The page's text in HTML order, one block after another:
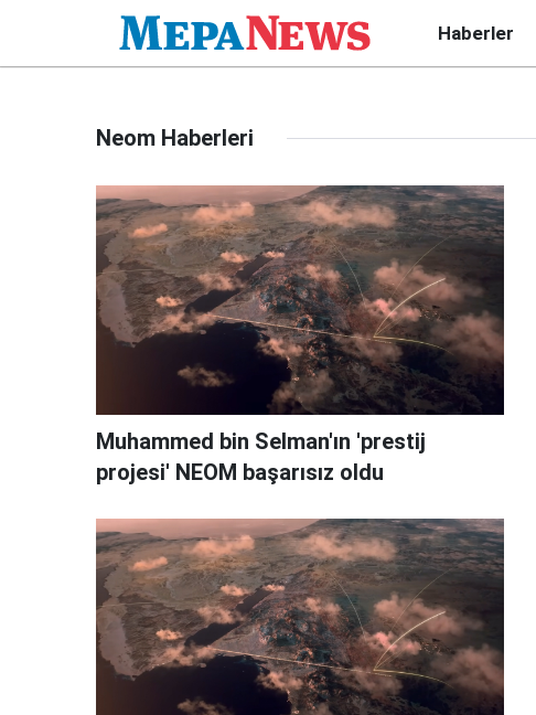
Haberler
Neom Haberleri
Muhammed bin Selman'ın 'prestij
projesi' NEOM başarısız oldu